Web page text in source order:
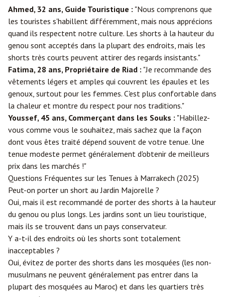
Ahmed, 32 ans, Guide Touristique : "Nous comprenons que
les touristes s'habillent différemment, mais nous apprécions
quand ils respectent notre culture. Les shorts à la hauteur du
genou sont acceptés dans la plupart des endroits, mais les
shorts très courts peuvent attirer des regards insistants."
Fatima, 28 ans, Propriétaire de Riad : "Je recommande des
vêtements légers et amples qui couvrent les épaules et les
genoux, surtout pour les femmes. C'est plus confortable dans
la chaleur et montre du respect pour nos traditions."
Youssef, 45 ans, Commerçant dans les Souks : "Habillez-
vous comme vous le souhaitez, mais sachez que la façon
dont vous êtes traité dépend souvent de votre tenue. Une
tenue modeste permet généralement d'obtenir de meilleurs
prix dans les marchés !"
Questions Fréquentes sur les Tenues à Marrakech (2025)
Peut-on porter un short au Jardin Majorelle ?
Oui, mais il est recommandé de porter des shorts à la hauteur
du genou ou plus longs. Les jardins sont un lieu touristique,
mais ils se trouvent dans un pays conservateur.
Y a-t-il des endroits où les shorts sont totalement
inacceptables ?
Oui, évitez de porter des shorts dans les mosquées (les non-
musulmans ne peuvent généralement pas entrer dans la
plupart des mosquées au Maroc) et dans les quartiers très